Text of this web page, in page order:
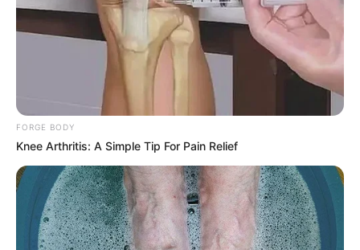
Irish Bella
FORGE BODY
Knee Arthritis: A Simple Tip For Pain Relief